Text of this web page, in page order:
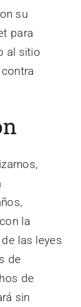
su
para
al sitio
la
las leyes
de
de
sin